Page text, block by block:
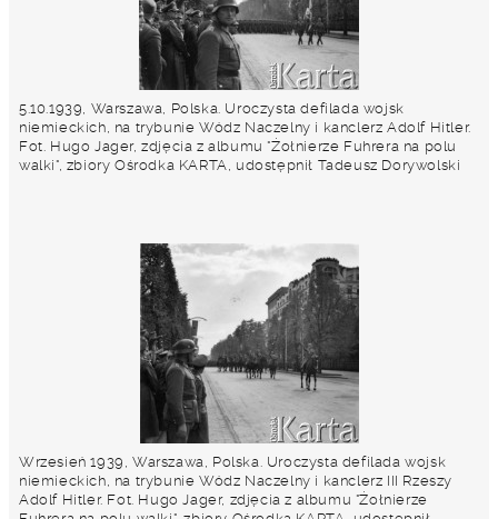
5.10.1939, Warszawa, Polska. Uroczysta defilada wojsk
niemieckich, na trybunie Wódz Naczelny i kanclerz Adolf Hitler.
Fot. Hugo Jager, zdjęcia z albumu "Żołnierze Fuhrera na polu
walki", zbiory Ośrodka KARTA, udostępnił Tadeusz Dorywolski
Wrzesień 1939, Warszawa, Polska. Uroczysta defilada wojsk
niemieckich, na trybunie Wódz Naczelny i kanclerz III Rzeszy
Adolf Hitler. Fot. Hugo Jager, zdjęcia z albumu "Żołnierze